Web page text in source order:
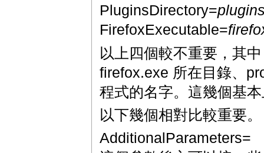
PluginsDirectory=
FirefoxExecutable=
以上四個較不重要，其
firefox.exe 所在目錄、
程式的名字。這幾個基
以下幾個相對比較重要。
AdditionalParameters=